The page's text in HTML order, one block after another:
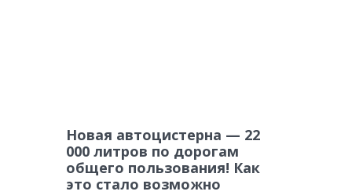
Новая автоцистерна — 22
000 литров по дорогам
общего пользования! Как
это стало возможно